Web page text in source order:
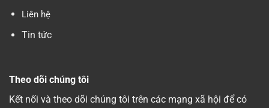
Liên hệ
Tin tức
Theo dõi chúng tôi
Kết nối và theo dõi chúng tôi trên các mạng xã hội để có